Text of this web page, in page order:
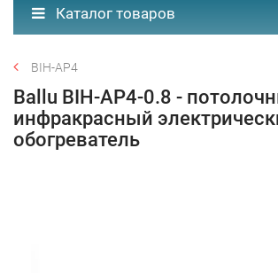
Каталог товаров
BIH-AP4
Ballu BIH-AP4-0.8 -
инфракрасный
обогреватель